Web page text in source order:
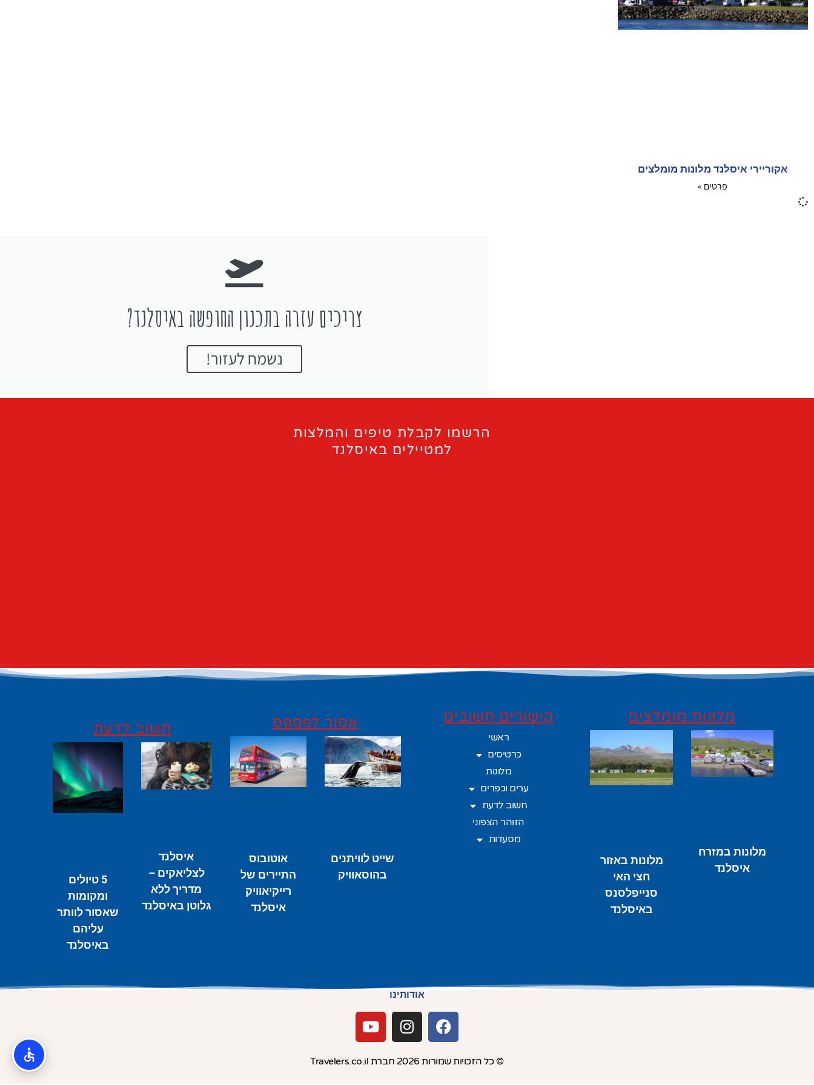
אקוריירי איסלנד מלונות מומלצים
פרטים »
צריכים עזרה בתכנון החופשה באיסלנד?
נשמח לעזור!
הרשמו לקבלת טיפים והמלצות
למטיילים באיסלנד
מלונות מומלצים
מלונות במזרח
איסלנד
מלונות באזור
חצי האי
סנייפלסנס
באיסלנד
קישורים חשובים
ראשי
כרטיסים
מלונות
ערים וכפרים
חשוב לדעת
הזוהר הצפוני
מסעדות
אסור לפספס
שייט לוויתנים
בהוסאוויק
אוטובוס
התיירים של
רייקיאוויק
איסלנד
חשוב לדעת
איסלנד
לצליאקים –
מדריך ללא
גלוטן באיסלנד
5 טיולים
ומקומות
שאסור לוותר
עליהם
באיסלנד
אודותינו
© כל הזכויות שמורות 2026 חברת Travelers.co.il